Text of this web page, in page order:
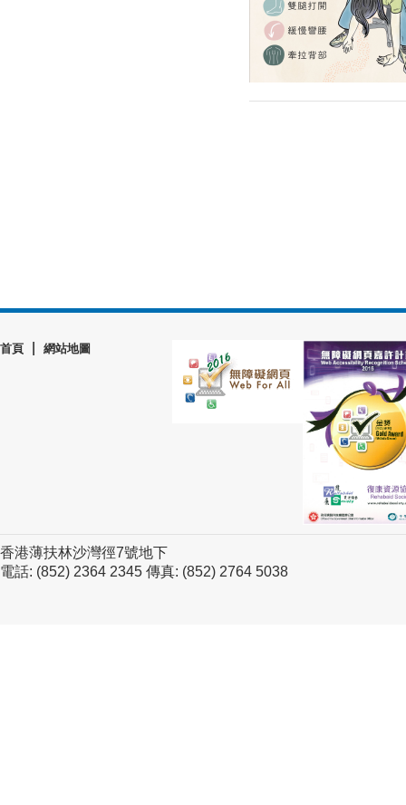
首頁 網站地圖
香港薄扶林沙灣徑7號地下
電話: (852) 2364 2345 傳真: (852) 2764 5038